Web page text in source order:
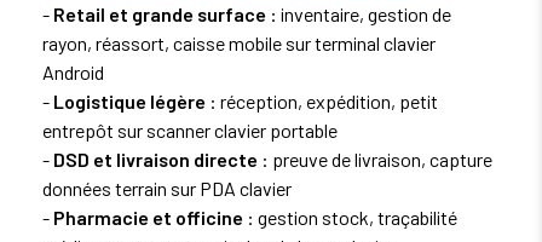
- Retail et grande surface : inventaire, gestion de
rayon, réassort, caisse mobile sur terminal clavier
Android
- Logistique légère : réception, expédition, petit
entrepôt sur scanner clavier portable
- DSD et livraison directe : preuve de livraison, capture
données terrain sur PDA clavier
- Pharmacie et officine : gestion stock, traçabilité